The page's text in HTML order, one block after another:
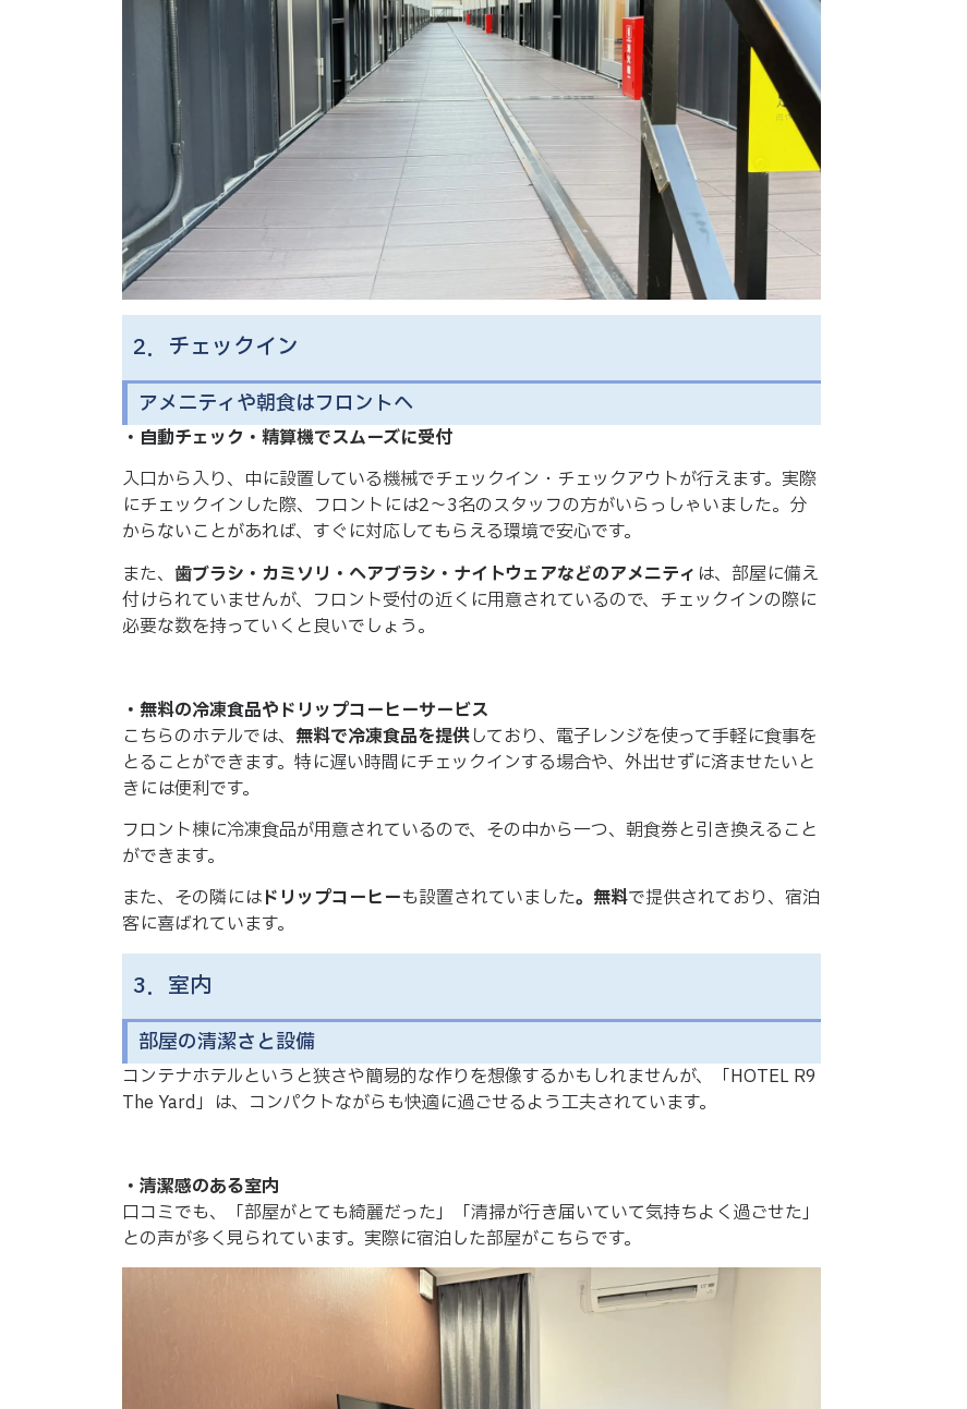
2．チェックイン
アメニティや朝食はフロントへ
・自動チェック・精算機でスムーズに受付
入口から入り、中に設置している機械でチェックイン・チェックアウトが行えます。実際
にチェックインした際、フロントには2〜3名のスタッフの方がいらっしゃいました。分
からないことがあれば、すぐに対応してもらえる環境で安心です。
また、 歯ブラシ・カミソリ・ヘアブラシ・ナイトウェアなどのアメニティ は、部屋に備え
付けられていませんが、フロント受付の近くに用意されているので、チェックインの際に
必要な数を持っていくと良いでしょう。
・無料の冷凍食品やドリップコーヒーサービス
こちらのホテルでは、 無料で冷凍食品を提供しており、電子レンジを使って手軽に食事を
とることができます。特に遅い時間にチェックインする場合や、外出せずに済ませたいと
きには便利です。
フロント棟に冷凍食品が用意されているので、その中から一つ、朝食券と引き換えること
ができます。
また、その隣にはドリップコーヒーも設置されていました。無料で提供されており、宿泊
客に喜ばれています。
3．室内
部屋の清潔さと設備
コンテナホテルというと狭さや簡易的な作りを想像するかもしれませんが、「HOTEL R9
The Yard」は、コンパクトながらも快適に過ごせるよう工夫されています。
・清潔感のある室内
口コミでも、「部屋がとても綺麗だった」「清掃が行き届いていて気持ちよく過ごせた」
との声が多く見られています。実際に宿泊した部屋がこちらです。